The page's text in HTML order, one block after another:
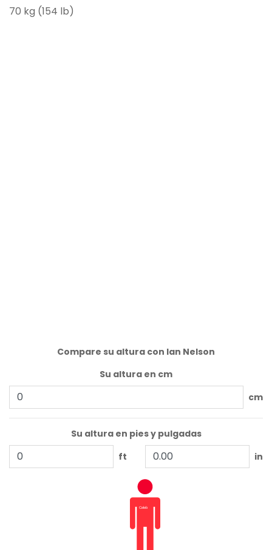
70 kg (154 lb)
Compare su altura con Ian Nelson
Su altura en cm
cm
Su altura en pies y pulgadas
ft
in